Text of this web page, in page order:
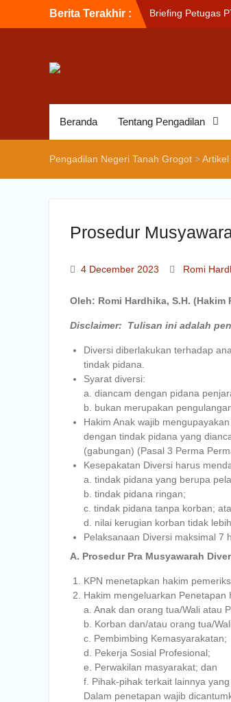
Berita Terakhir :
Briefing Petugas
Beranda Tentang Pengadilan
Pengadilan Negeri Tanah Grogot >Artikel
Prosedur
4 December 2023 Romi
Oleh: Romi Hardhika, S.H.
Disclaimer: Tulisan ini adalah
Diversi diberlakukan terhadap
tindak pidana.
Syarat diversi:
a. diancam dengan pidana
b. bukan merupakan
Hakim Anak wajib
dengan tindak pidana yang
(gabungan) (Pasal 3 Perma
Kesepakatan Diversi harus
a. tindak pidana yang berupa
b. tindak pidana ringan;
c. tindak pidana tanpa korban;
d. nilai kerugian korban tidak
Pelaksanaan Diversi maksimal 7
A. Prosedur Pra Musyawarah
KPN menetapkan hakim
Hakim mengeluarkan
a. Anak dan orang tua/Wali atau
b. Korban dan/atau orang tua/
c. Pembimbing Kemasyarakatan;
d. Pekerja Sosial Profesional;
e. Perwakilan masyarakat; dan
f. Pihak-pihak terkait lainnya
Dalam penetapan wajib